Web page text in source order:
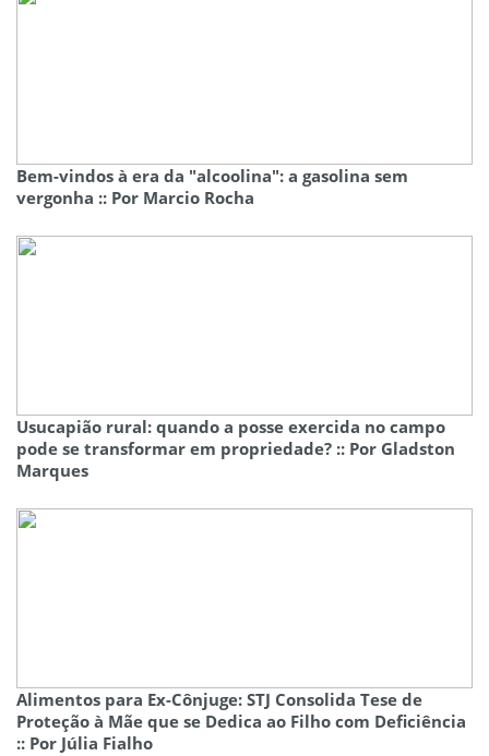
Bem-vindos à era da "alcoolina": a gasolina sem
vergonha :: Por Marcio Rocha
Usucapião rural: quando a posse exercida no campo
pode se transformar em propriedade? :: Por Gladston
Marques
Alimentos para Ex-Cônjuge: STJ Consolida Tese de
Proteção à Mãe que se Dedica ao Filho com Deficiência
:: Por Júlia Fialho